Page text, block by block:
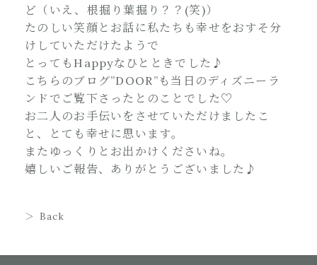
ど（いえ、根掘り葉掘り？？(笑)）
たのしい笑顔とお話に私たちも幸せをおすそ分
けしていただけたようで
とってもHappyなひとときでした♪
こちらのブログ”DOOR”も当日のディズニーラ
ンドでご覧下さったとのことでした♡
お二人のお手伝いをさせていただけましたこ
と、とても幸せに思います。
またゆっくりとお出かけくださいね。
嬉しいご報告、ありがとうございました♪
Back